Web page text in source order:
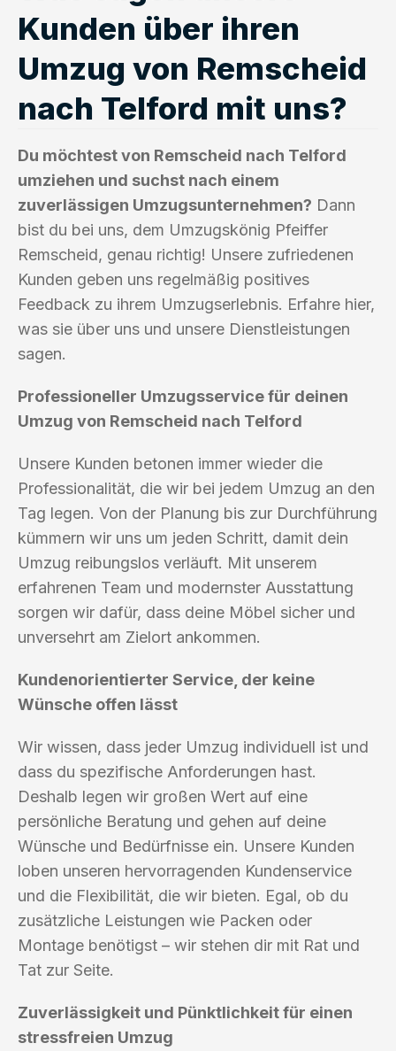
Kunden über ihren
Umzug von Remscheid
nach Telford mit uns?
Du möchtest von Remscheid nach Telford
umziehen und suchst nach einem
zuverlässigen Umzugsunternehmen? Dann
bist du bei uns, dem Umzugskönig Pfeiffer
Remscheid, genau richtig! Unsere zufriedenen
Kunden geben uns regelmäßig positives
Feedback zu ihrem Umzugserlebnis. Erfahre hier,
was sie über uns und unsere Dienstleistungen
sagen.
Professioneller Umzugsservice für deinen
Umzug von Remscheid nach Telford
Unsere Kunden betonen immer wieder die
Professionalität, die wir bei jedem Umzug an den
Tag legen. Von der Planung bis zur Durchführung
kümmern wir uns um jeden Schritt, damit dein
Umzug reibungslos verläuft. Mit unserem
erfahrenen Team und modernster Ausstattung
sorgen wir dafür, dass deine Möbel sicher und
unversehrt am Zielort ankommen.
Kundenorientierter Service, der keine
Wünsche offen lässt
Wir wissen, dass jeder Umzug individuell ist und
dass du spezifische Anforderungen hast.
Deshalb legen wir großen Wert auf eine
persönliche Beratung und gehen auf deine
Wünsche und Bedürfnisse ein. Unsere Kunden
loben unseren hervorragenden Kundenservice
und die Flexibilität, die wir bieten. Egal, ob du
zusätzliche Leistungen wie Packen oder
Montage benötigst – wir stehen dir mit Rat und
Tat zur Seite.
Zuverlässigkeit und Pünktlichkeit für einen
stressfreien Umzug